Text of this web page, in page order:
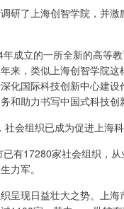
了上海创智学院，并激
立的一所全新的高等教
来，类似上海创智学院
化国际科技创新中心建
和助力书写中国式科技创
会组织已成为促进上海
17280家社会组织，从
力军。
现日益壮大之势。上海